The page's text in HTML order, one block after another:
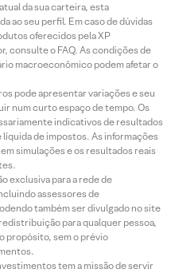
da sua carteira, esta
ao seu perfil. Em caso de dúvidas
oferecidos pela XP
consulte o FAQ. As condições de
macroeconômico podem afetar o
pode apresentar variações e seu
num curto espaço de tempo. Os
indicativos de resultados
de impostos. As informações
simulações e os resultados reais
exclusiva para a rede de
assessores de
também ser divulgado no site
para qualquer pessoa,
propósito, sem o prévio
tem a missão de servir